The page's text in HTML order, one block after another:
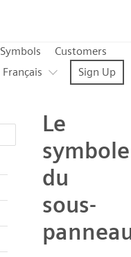
Symbols
Customers
Français
Sign Up
Le
symbole
du
sous-